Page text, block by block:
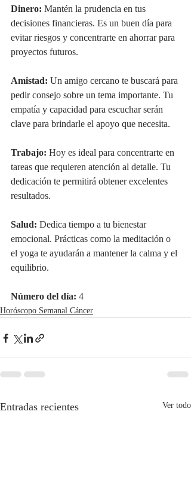
Dinero: Mantén la prudencia en tus
decisiones financieras. Es un buen día para
evitar riesgos y concentrarte en ahorrar para
proyectos futuros.
Amistad: Un amigo cercano te buscará para
pedir consejo sobre un tema importante. Tu
empatía y capacidad para escuchar serán
clave para brindarle el apoyo que necesita.
Trabajo: Hoy es ideal para concentrarte en
tareas que requieren atención al detalle. Tu
dedicación te permitirá obtener excelentes
resultados.
Salud: Dedica tiempo a tu bienestar
emocional. Prácticas como la meditación o
el yoga te ayudarán a mantener la calma y el
equilibrio.
Número del día: 4
Horóscopo Semanal Cáncer
Entradas recientes Ver todo